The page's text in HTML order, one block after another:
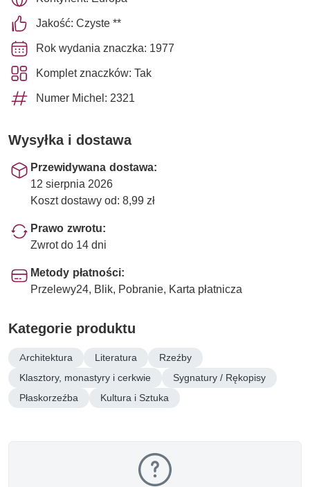
Jakość: Czyste **
Rok wydania znaczka: 1977
Komplet znaczków: Tak
Numer Michel: 2321
Wysyłka i dostawa
Przewidywana dostawa:
12 sierpnia 2026
Koszt dostawy od: 8,99 zł
Prawo zwrotu:
Zwrot do 14 dni
Metody płatności:
Przelewy24, Blik, Pobranie, Karta płatnicza
Kategorie produktu
Architektura Literatura
Rzeźby
Klasztory, monastyry i cerkwie
Sygnatury / Rękopisy
Płaskorzeźba
Kultura i Sztuka